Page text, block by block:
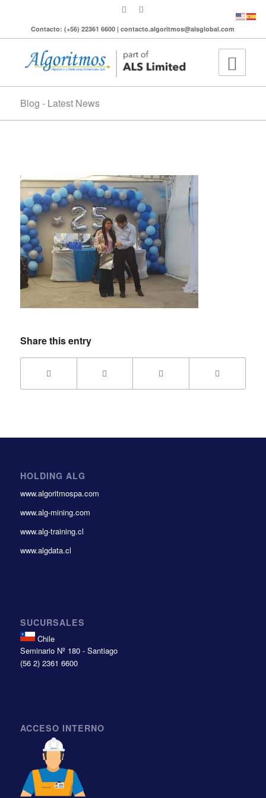
Contacto: (+56) 22361 6600 | contacto.algoritmos@alsglobal.com
Blog - Latest News
Share this entry
HOLDING ALG
www.algoritmospa.com
www.alg-mining.com
www.alg-training.cl
www.algdata.cl
SUCURSALES
Chile
Seminario Nº 180 - Santiago
(56 2) 2361 6600
ACCESO INTERNO